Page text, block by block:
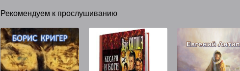
Рекомендуем к прослушиванию